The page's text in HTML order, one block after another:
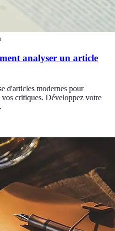
analyser un article
d'articles modernes pour
critiques. Développez votre